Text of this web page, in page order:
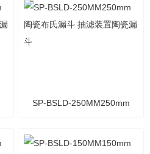
SP-BSLD-250MM250mm